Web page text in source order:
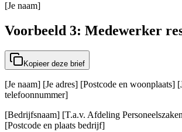
[Je naam]
Voorbeeld 3: Medewerker
Kopieer deze brief
[Je naam] [Je adres] [Postcode en woonplaats]
telefoonnummer]
[Bedrijfsnaam] [T.a.v. Afdeling
[Postcode en plaats bedrijf]